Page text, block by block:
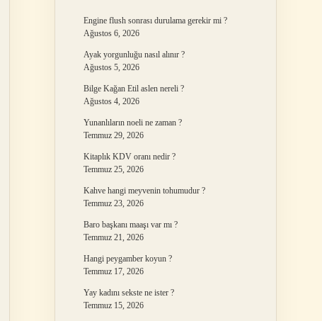
Engine flush sonrası durulama gerekir mi ?
Ağustos 6, 2026
Ayak yorgunluğu nasıl alınır ?
Ağustos 5, 2026
Bilge Kağan Etil aslen nereli ?
Ağustos 4, 2026
Yunanlıların noeli ne zaman ?
Temmuz 29, 2026
Kitaplık KDV oranı nedir ?
Temmuz 25, 2026
Kahve hangi meyvenin tohumudur ?
Temmuz 23, 2026
Baro başkanı maaşı var mı ?
Temmuz 21, 2026
Hangi peygamber koyun ?
Temmuz 17, 2026
Yay kadını sekste ne ister ?
Temmuz 15, 2026